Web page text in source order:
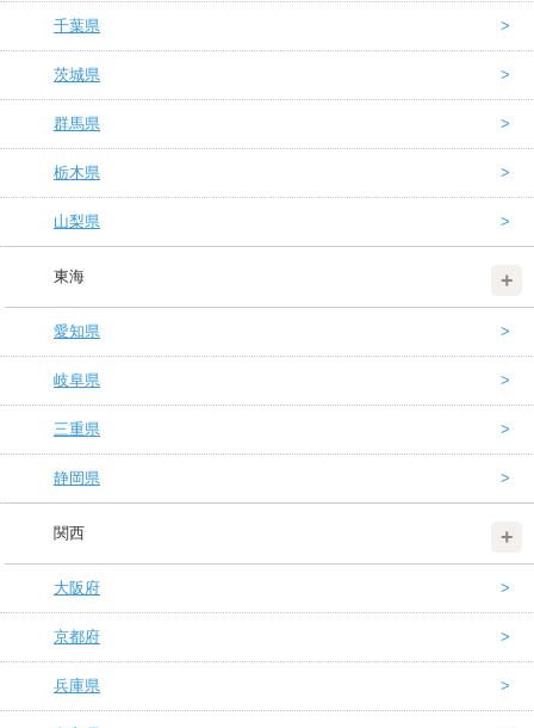
千葉県
茨城県
群馬県
栃木県
山梨県
東海
愛知県
岐阜県
三重県
静岡県
関西
大阪府
京都府
兵庫県